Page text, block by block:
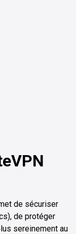
de sécuriser
de protéger
sereinement au